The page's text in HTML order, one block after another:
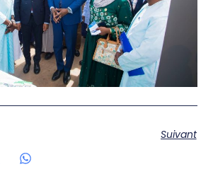
Suivant